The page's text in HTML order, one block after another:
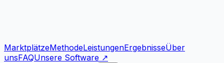
MarktplätzeMethodeLeistungenErgebnisseÜber
unsFAQUnsere Software ↗